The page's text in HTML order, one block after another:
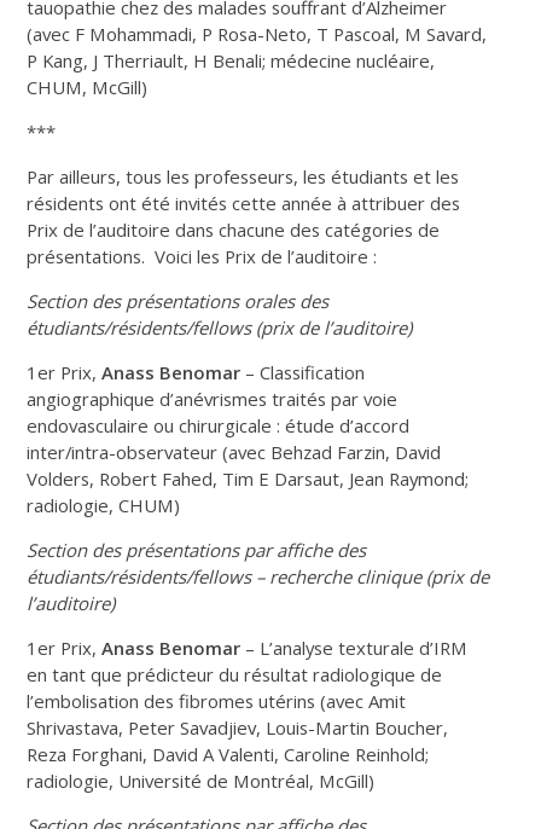
tauopathie chez des malades souffrant d’Alzheimer
(avec F Mohammadi, P Rosa-Neto, T Pascoal, M Savard,
P Kang, J Therriault, H Benali; médecine nucléaire,
CHUM, McGill)
***
Par ailleurs, tous les professeurs, les étudiants et les
résidents ont été invités cette année à attribuer des
Prix de l’auditoire dans chacune des catégories de
présentations. Voici les Prix de l’auditoire :
Section des présentations orales des
étudiants/résidents/fellows (prix de l’auditoire)
1er Prix,Anass Benomar – Classification
angiographique d’anévrismes traités par voie
endovasculaire ou chirurgicale : étude d’accord
inter/intra-observateur (avec Behzad Farzin, David
Volders, Robert Fahed, Tim E Darsaut, Jean Raymond;
radiologie, CHUM)
Section des présentations par affiche des
étudiants/résidents/fellows – recherche clinique (prix de
l’auditoire)
1er Prix,Anass Benomar – L’analyse texturale d’IRM
en tant que prédicteur du résultat radiologique de
l’embolisation des fibromes utérins (avec Amit
Shrivastava, Peter Savadjiev, Louis-Martin Boucher,
Reza Forghani, David A Valenti, Caroline Reinhold;
radiologie, Université de Montréal, McGill)